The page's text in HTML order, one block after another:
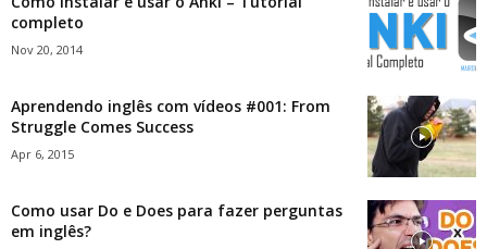
completo
Nov 20, 2014
Aprendendo inglês com vídeos #001: From
Struggle Comes Success
Apr 6, 2015
Como usar Do e Does para fazer perguntas
em inglês?